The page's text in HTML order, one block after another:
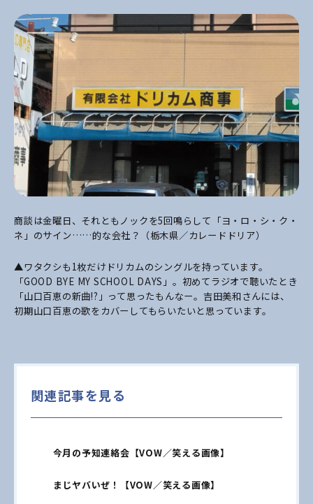
商談は金曜日、それともノックを5回鳴らして「ヨ・ロ・シ・ク・
ネ」のサイン……的な会社？（栃木県／カレードドリア）
▲ワタクシも1枚だけドリカムのシングルを持っています。
「GOOD BYE MY SCHOOL DAYS」。初めてラジオで聴いたとき
「山口百恵の新曲!?」って思ったもんなー。吉田美和さんには、
初期山口百恵の歌をカバーしてもらいたいと思っています。
関連記事を見る
今月の予知連絡会【VOW／笑える画像】
まじヤバいぜ！【VOW／笑える画像】